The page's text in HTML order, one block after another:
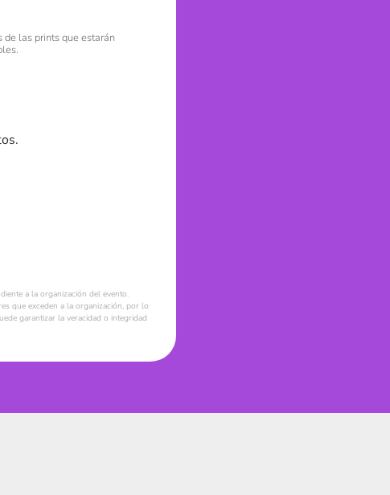
de las prints que estarán
a la organización del evento.
que exceden a la organización, por lo
garantizar la veracidad o integridad